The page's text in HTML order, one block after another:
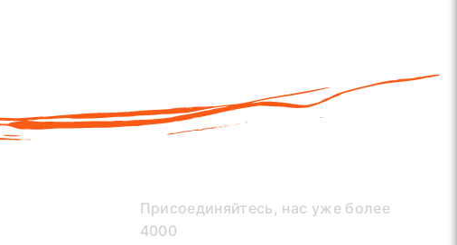
Присоединяйтесь, нас уже более
4000